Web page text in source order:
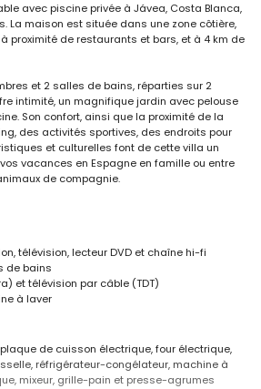
avec piscine privée à Jávea, Costa Blanca,
La maison est située dans une zone côtière,
proximité de restaurants et bars, et à 4 km de
et 2 salles de bains, réparties sur 2
intimité, un magnifique jardin avec pelouse
Son confort, ainsi que la proximité de la
des activités sportives, des endroits pour
et culturelles font de cette villa un
vacances en Espagne en famille ou entre
de compagnie.
télévision, lecteur DVD et chaîne hi-fi
de bains
et télévision par câble (TDT)
à laver
de cuisson électrique, four électrique,
réfrigérateur-congélateur, machine à
mixeur, grille-pain et presse-agrumes